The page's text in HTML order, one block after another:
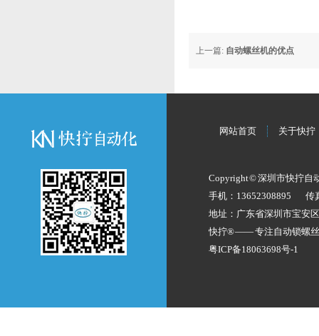
上一篇: 自动螺丝机的优点
网站首页 关于快拧
Copyright © 深圳市快拧自
手机：13652308895
传
地址：广东省深圳市宝安
快拧® —— 专注自动锁螺
粤ICP备18063698号-1